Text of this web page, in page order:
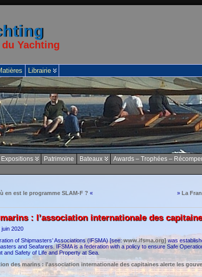
Yachting
Librairie
Expositions Patrimoine Bateaux Awards – Trophées –
en est le programme SLAM-F ? « » La
: l’association internationale des
juin 2020
of Shipmasters’ Associations (IFSMA) [see:www.ifsma.org]was
and Seafarers. IFSMA is a federation with a policy to ensure Safe
and Safety of Life and Property at Sea.
des marins : l'association internationale des capitaines alerte les